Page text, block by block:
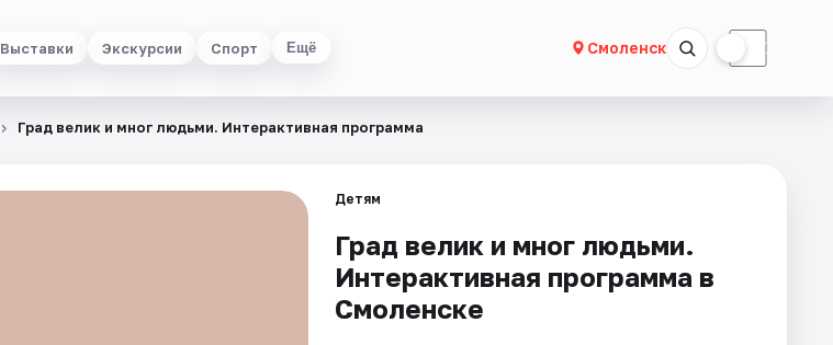
Выставки Экскурсии Спорт Ещё Смоленск ☾
Град велик и мног людьми. Интерактивная программа
Детям
Град велик и мног людьми.
Интерактивная программа в
Смоленске